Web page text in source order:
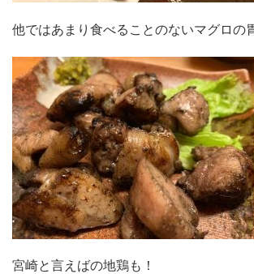
他ではあまり食べることのないマグロの
宮崎と言えばの地鶏も！